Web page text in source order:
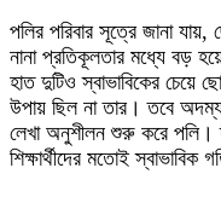
​পলির পরিবার সূত্রে জানা যায়,
নানা প্রতিকূলতার মধ্যে বড়
হাত দুটিও স্বাভাবিকের চেয়ে
উপায় ছিল না তার। তবে
লেখা অনুশীলন শুরু করে পলি।
শিক্ষার্থীদের মতোই স্বাভাবিক